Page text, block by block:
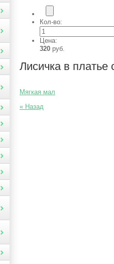
Кол-во:
Цена:
320 руб.
Лисичка в
Мягкая мал
« Назад